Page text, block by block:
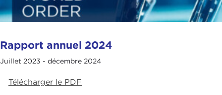
Rapport annuel 2024
Juillet 2023 - décembre 2024
Télécharger le PDF